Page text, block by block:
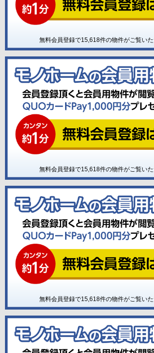
無料会員登録で15,618件の物件がご覧いた
無料会員登録で15,618件の物件がご覧いた
無料会員登録で15,618件の物件がご覧いた